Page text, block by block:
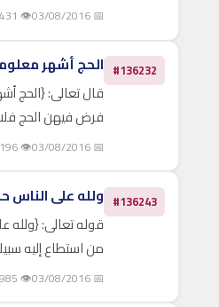
عليه أن يطوف بهما
بين الصفا والمروة
زمن إبراهيم..
📅 03/08/2016
👁 176,431
#136232 الحج أشهر
قال تعالى: {الحج
فرض فيهن الحج
جدال في الحج وما
📅 03/08/2016
👁 42,196
#136243 ولله على الناس
قوله تعالى: {ولله
من استطاع إليه
📅 03/08/2016
👁 48,985